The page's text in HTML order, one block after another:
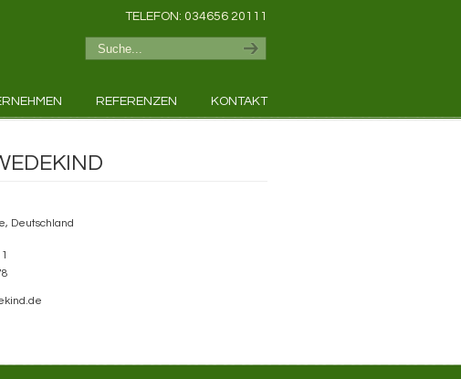
TELEFON: 034656 20111
REFERENZEN KONTAKT
Deutschland